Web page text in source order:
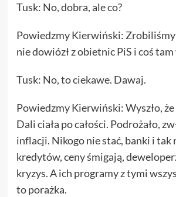
Tusk: No, dobra, ale co?
Powiedzmy Kierwiński: Zrobiliśmy
nie dowiózł z obietnic PiS i coś tam
Tusk: No, to ciekawe. Dawaj.
Powiedzmy Kierwiński: Wyszło,
Dali ciała po całości. Podrożało,
inflacji. Nikogo nie stać, banki i tak
kredytów, ceny śmigają,
kryzys. A ich programy z tymi
to porażka.